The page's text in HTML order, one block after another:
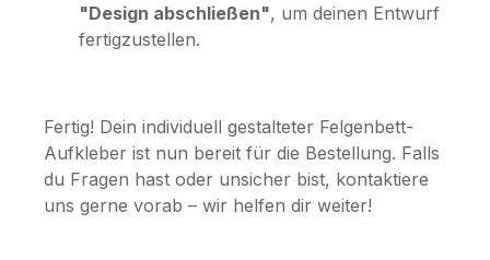
"Design abschließen", um deinen Entwurf
fertigzustellen.
Fertig! Dein individuell gestalteter Felgenbett-
Aufkleber ist nun bereit für die Bestellung. Falls
du Fragen hast oder unsicher bist, kontaktiere
uns gerne vorab – wir helfen dir weiter!